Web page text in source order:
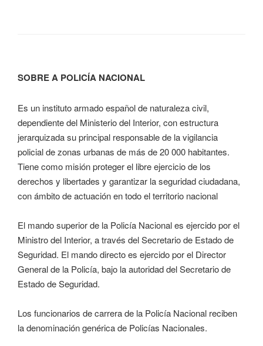
SOBRE A POLICÍA NACIONAL
Es un instituto armado español de naturaleza civil,
dependiente del Ministerio del Interior, con estructura
jerarquizada su principal responsable de la vigilancia
policial de zonas urbanas de más de 20 000 habitantes.
Tiene como misión proteger el libre ejercicio de los
derechos y libertades y garantizar la seguridad ciudadana,
con ámbito de actuación en todo el territorio nacional
El mando superior de la Policía Nacional es ejercido por el
Ministro del Interior, a través del Secretario de Estado de
Seguridad. El mando directo es ejercido por el Director
General de la Policía, bajo la autoridad del Secretario de
Estado de Seguridad.
Los funcionarios de carrera de la Policía Nacional reciben
la denominación genérica de Policías Nacionales.